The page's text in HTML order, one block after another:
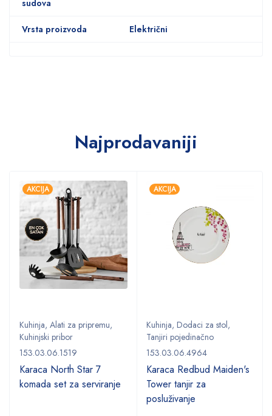
sudova
Vrsta proizvoda Električni
Najprodavaniji
AKCIJA
Kuhinja, Alati za pripremu,
Kuhinjski pribor
153.03.06.1519
Karaca North Star 7
komada set za serviranje
AKCIJA
Kuhinja, Dodaci za stol,
Tanjiri pojedinačno
153.03.06.4964
Karaca Redbud Maiden's
Tower tanjir za
posluživanje